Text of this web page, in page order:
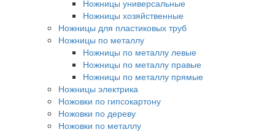
Ножницы универсальные
Ножницы хозяйственные
Ножницы для пластиковых труб
Ножницы по металлу
Ножницы по металлу левые
Ножницы по металлу правые
Ножницы по металлу прямые
Ножницы электрика
Ножовки по гипсокартону
Ножовки по дереву
Ножовки по металлу